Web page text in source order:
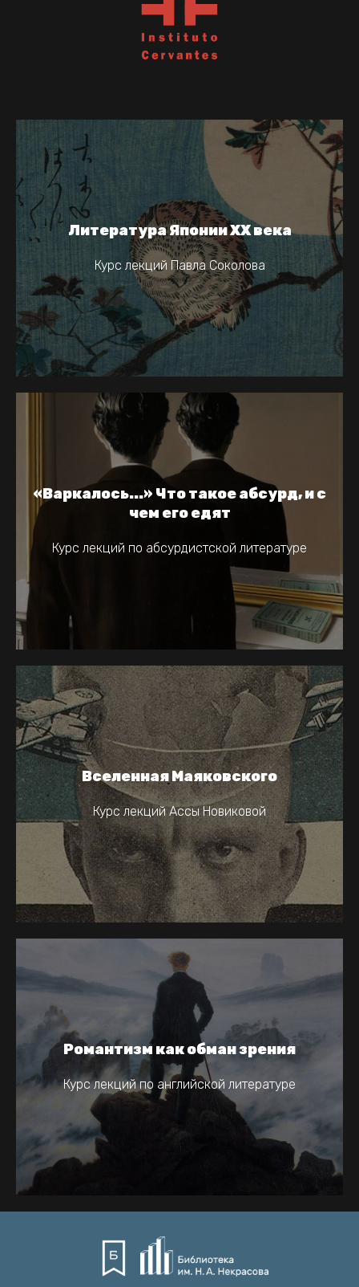
Литература Японии ХХ века
Курс лекций Павла Соколова
«Варкалось...» Что такое абсурд, и с
чем его едят
Курс лекций по абсурдистской литературе
Вселенная Маяковского
Курс лекций Ассы Новиковой
Романтизм как обман зрения
Курс лекций по английской литературе